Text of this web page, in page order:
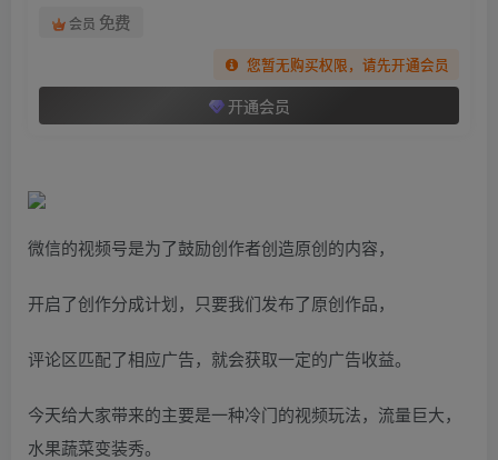
会员 免费
您暂无购买权限，请先开通会员
开通会员
微信的视频号是为了鼓励创作者创造原创的内容，
开启了创作分成计划，只要我们发布了原创作品，
评论区匹配了相应广告，就会获取一定的广告收益。
今天给大家带来的主要是一种冷门的视频玩法，流量巨大，
水果蔬菜变装秀。